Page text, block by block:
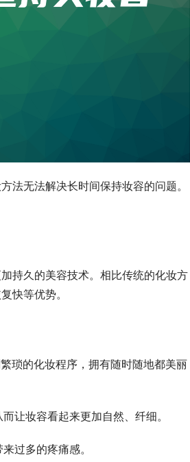
法无法解决长时间保持妆容的问题。
持久的美容技术。相比传统的化妆方
快等优势。
琐的化妆程序，拥有随时随地都美丽
让妆容看起来更加自然、纤细。
过多的疼痛感。